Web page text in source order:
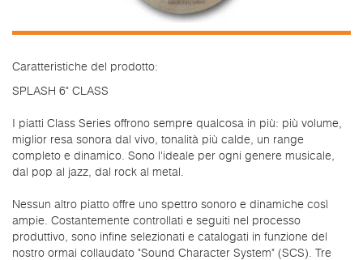
Caratteristiche del prodotto:
SPLASH 6" CLASS
I piatti Class Series offrono sempre qualcosa in più: più volume,
miglior resa sonora dal vivo, tonalità più calde, un range
completo e dinamico. Sono l'ideale per ogni genere musicale,
dal pop al jazz, dal rock al metal.
Nessun altro piatto offre uno spettro sonoro e dinamiche così
ampie. Costantemente controllati e seguiti nel processo
produttivo, sono infine selezionati e catalogati in funzione del
nostro ormai collaudato "Sound Character System" (SCS). Tre